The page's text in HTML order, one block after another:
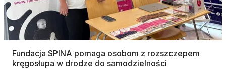
Fundacja SPINA pomaga osobom z rozszczepem
kręgosłupa w drodze do samodzielności